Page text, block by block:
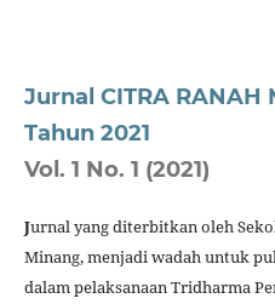
Jurnal CITRA RANAH
Tahun 2021
Vol. 1 No. 1 (2021)
Jurnal yang diterbitkan oleh
Minang, menjadi wadah untuk
dalam pelaksanaan Tridharma